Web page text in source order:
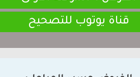
قناة يوتوب للتصحيح